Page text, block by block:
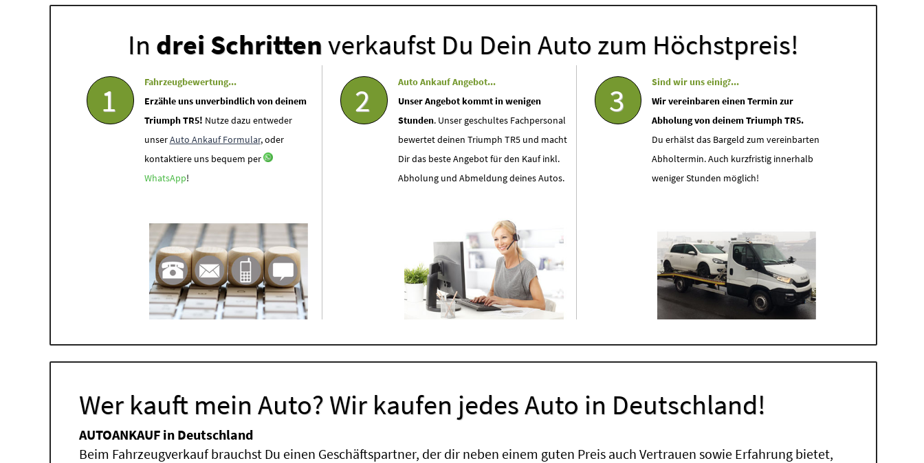
In drei Schrittenverkaufst Du Dein Auto zum Höchstpreis!
1
Fahrzeugbewertung...
Erzähle uns unverbindlich von deinem
Triumph TR5! Nutze dazu entweder
unserAuto Ankauf Formular, oder
kontaktiere uns bequem per
WhatsApp!
2
Auto Ankauf Angebot...
Unser Angebot kommt in wenigen
Stunden. Unser geschultes Fachpersonal
bewertet deinen Triumph TR5 und macht
Dir das beste Angebot für den Kauf inkl.
Abholung und Abmeldung deines Autos.
3
Sind wir uns einig?...
Wir vereinbaren einen Termin zur
Abholung von deinem Triumph TR5.
Du erhälst das Bargeld zum vereinbarten
Abholtermin. Auch kurzfristig innerhalb
weniger Stunden möglich!
Wer kauft mein Auto? Wir kaufen jedes Auto in Deutschland!
AUTOANKAUF in Deutschland
Beim Fahrzeugverkauf brauchst Du einen Geschäftspartner, der dir neben einem guten Preis auch Vertrauen sowie Erfahrung bietet,